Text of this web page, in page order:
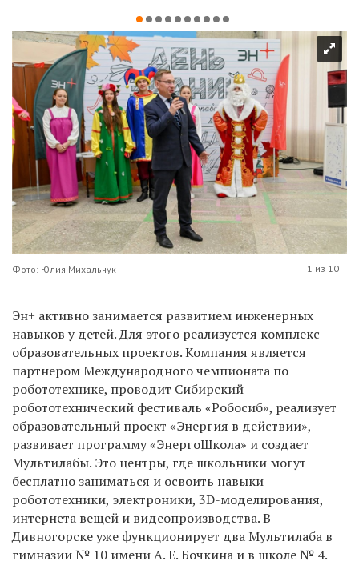
Фото: Юлия Михальчук 1 из 10
Эн+ активно занимается развитием инженерных
навыков у детей. Для этого реализуется комплекс
образовательных проектов. Компания является
партнером Международного чемпионата по
робототехнике, проводит Сибирский
робототехнический фестиваль «Робосиб», реализует
образовательный проект «Энергия в действии»,
развивает программу «ЭнергоШкола» и создает
Мультилабы. Это центры, где школьники могут
бесплатно заниматься и освоить навыки
робототехники, электроники, 3D-моделирования,
интернета вещей и видеопроизводства. В
Дивногорске уже функционирует два Мультилаба в
гимназии № 10 имени А. Е. Бочкина и в школе № 4.